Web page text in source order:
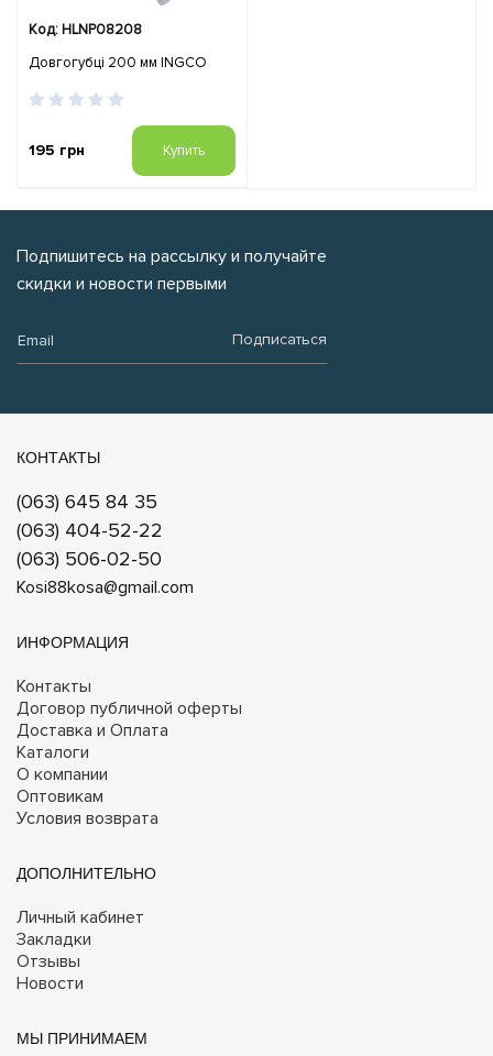
Код: HLNP08208
Довгогубці 200 мм INGCO
195 грн Купить
Подпишитесь на рассылку и получайте
скидки и новости первыми
Подписаться
КОНТАКТЫ
(063) 645 84 35
(063) 404-52-22
(063) 506-02-50
Kosi88kosa@gmail.com
ИНФОРМАЦИЯ
Контакты
Договор публичной оферты
Доставка и Оплата
Каталоги
О компании
Оптовикам
Условия возврата
ДОПОЛНИТЕЛЬНО
Личный кабинет
Закладки
Отзывы
Новости
МЫ ПРИНИМАЕМ